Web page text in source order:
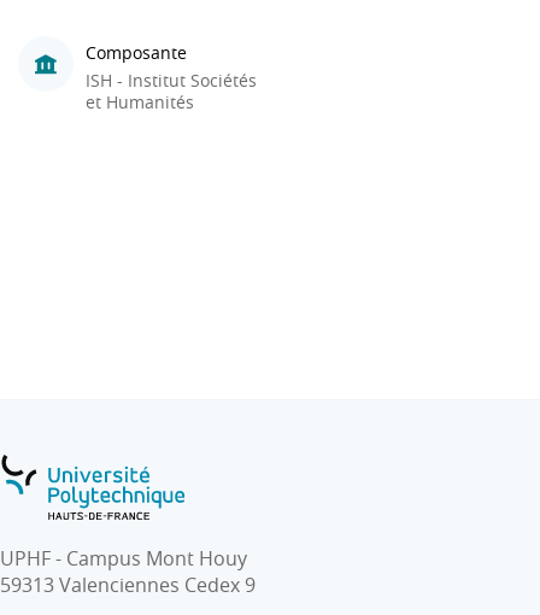
Composante
ISH - Institut Sociétés
et Humanités
UPHF - Campus Mont Houy
59313 Valenciennes Cedex 9